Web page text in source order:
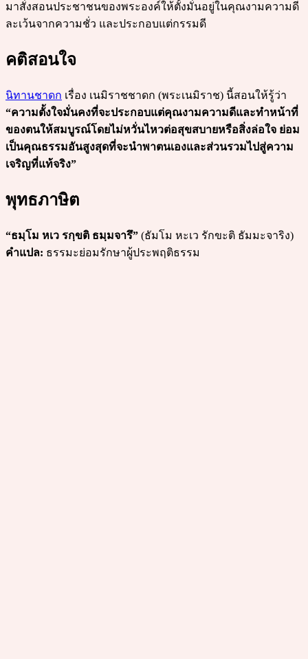
มาสั่งสอนประชาชนของพระองค์ให้ตั้งมั่นอยู่ในคุณงามความดี
ละเว้นจากความชั่ว และประกอบแต่กรรมดี
คติสอนใจ
นิทานชาดก เรื่อง เนมิราชชาดก (พระเนมิราช) นี้สอนให้รู้ว่า
“ความตั้งใจมั่นคงที่จะประกอบแต่คุณงามความดีและทำหน้าที่
ของตนให้สมบูรณ์โดยไม่หวั่นไหวต่อสุขสบายหรือสิ่งล่อใจ ย่อม
เป็นคุณธรรมอันสูงสุดที่จะนำพาตนเองและส่วนรวมไปสู่ความ
เจริญที่แท้จริง”
พุทธภาษิต
“ธมฺโม หเว รกฺขติ ธมฺมจารึ” (ธัมโม หะเว รักขะติ ธัมมะจาริง)
คำแปล: ธรรมะย่อมรักษาผู้ประพฤติธรรม